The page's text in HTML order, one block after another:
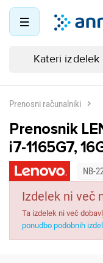
Prenosni računalniki
Prenosnik
i7-1165G7,
NB-
Izdelek ni več
Ta izdelek ni več
ponudbo podobnih